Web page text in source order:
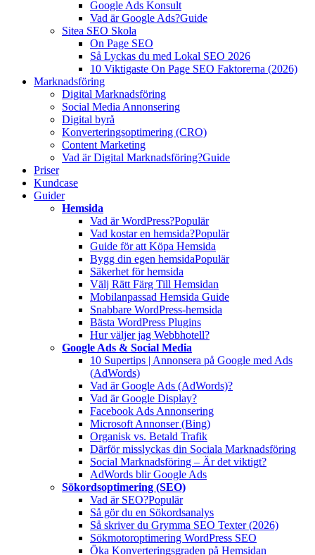
Google Ads Konsult
Vad är Google Ads?Guide
Sitea SEO Skola
On Page SEO
Så Lyckas du med Lokal SEO 2026
10 Viktigaste On Page SEO Faktorerna (2026)
Marknadsföring
Digital Marknadsföring
Social Media Annonsering
Digital byrå
Konverteringsoptimering (CRO)
Content Marketing
Vad är Digital Marknadsföring?Guide
Priser
Kundcase
Guider
Hemsida
Vad är WordPress?Populär
Vad kostar en hemsida?Populär
Guide för att Köpa Hemsida
Bygg din egen hemsidaPopulär
Säkerhet för hemsida
Välj Rätt Färg Till Hemsidan
Mobilanpassad Hemsida Guide
Snabbare WordPress-hemsida
Bästa WordPress Plugins
Hur väljer jag Webbhotell?
Google Ads & Social Media
10 Supertips | Annonsera på Google med Ads
(AdWords)
Vad är Google Ads (AdWords)?
Vad är Google Display?
Facebook Ads Annonsering
Microsoft Annonser (Bing)
Organisk vs. Betald Trafik
Därför misslyckas din Sociala Marknadsföring
Social Marknadsföring – Är det viktigt?
AdWords blir Google Ads
Sökordsoptimering (SEO)
Vad är SEO?Populär
Så gör du en Sökordsanalys
Så skriver du Grymma SEO Texter (2026)
Sökmotoroptimering WordPress SEO
Öka Konverteringsgraden på Hemsidan